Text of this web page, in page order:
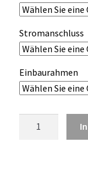
FAQ´s zur
Wissenswertes
Konfigurator
Kontakt
Stromanschluss
Einbaurahmen